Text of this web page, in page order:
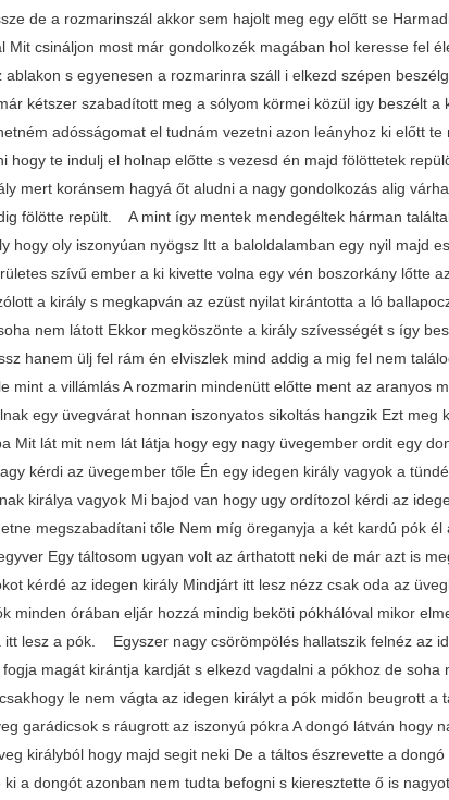
de a rozmarinszál akkor sem hajolt meg egy előtt se
Mit csináljon most már gondolkozék magában hol keresse fel
ablakon s egyenesen a rozmarinra száll i elkezd szépen
kétszer szabadított meg a sólyom körmei közül igy beszélt
adósságomat el tudnám vezetni azon leányhoz ki előtt
hogy te indulj el holnap előtte s vezesd én majd fölöttetek
mert koránsem hagyá őt aludni a nagy gondolkozás alig
fölötte repült. A mint így mentek mendegéltek hárman
hogy oly iszonyúan nyögsz Itt a baloldalamban egy nyil majd
szívű ember a ki kivette volna egy vén boszorkány lőtte
a király s megkapván az ezüst nyilat kirántotta a ló
nem látott Ekkor megköszönte a király szívességét s így
hanem ülj fel rám én elviszlek mind addig a mig fel nem
mint a villámlás A rozmarin mindenütt előtte ment az
egy üvegvárat honnan iszonyatos sikoltás hangzik Ezt
Mit lát mit nem lát látja hogy egy nagy üvegember ordit egy
kérdi az üvegember tőle Én egy idegen király vagyok a
királya vagyok Mi bajod van hogy ugy ordítozol kérdi az
megszabadítani tőle Nem míg öreganyja a két kardú pók
Egy táltosom ugyan volt az árthatott neki de már azt is
kérdé az idegen király Mindjárt itt lesz nézz csak oda az
minden órában eljár hozzá mindig beköti pókhálóval mikor
itt lesz a pók. Egyszer nagy csörömpölés hallatszik felnéz az
magát kirántja kardját s elkezd vagdalni a pókhoz de
le nem vágta az idegen királyt a pók midőn beugrott
garádicsok s ráugrott az iszonyú pókra A dongó látván hogy
királyból hogy majd segit neki De a táltos észrevette a
ki a dongót azonban nem tudta befogni s kieresztette ő is